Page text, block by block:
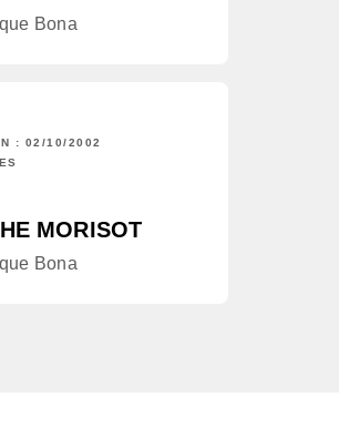
Bona
: 02/10/2002
MORISOT
Bona